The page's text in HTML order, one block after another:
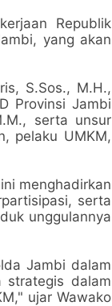
Republik
yang akan
S.Sos., M.H.,
Provinsi Jambi
serta unsur
pelaku UMKM,
menghadirkan
serta
unggulannya
Jambi dalam
strategis dalam
ujar Wawako